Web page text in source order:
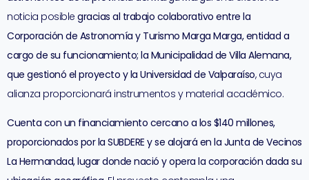
noticia posible gracias al trabajo colaborativo entre la
Corporación de Astronomía y Turismo Marga Marga, entidad a
cargo de su funcionamiento; la Municipalidad de Villa Alemana,
que gestionó el proyecto y la Universidad de Valparaíso, cuya
alianza proporcionará instrumentos y material académico.
Cuenta con un financiamiento cercano a los $140 millones,
proporcionados por la SUBDERE y se alojará en la Junta de Vecinos
La Hermandad, lugar donde nació y opera la corporación dada su